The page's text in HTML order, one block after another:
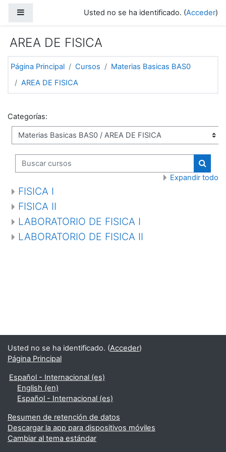
Usted no se ha identificado. (Acceder)
AREA DE FISICA
Página Principal Cursos
Materias Basicas BAS0
AREA DE FISICA
Categorías:
Buscar cursos
Expandir todo
FISICA I
FISICA II
LABORATORIO DE FISICA I
LABORATORIO DE FISICA II
Usted no se ha identificado. (Acceder)
Página Principal
Español - Internacional ‎(es)‎
English ‎(en)‎
Español - Internacional ‎(es)‎
Resumen de retención de datos
Descargar la app para dispositivos móviles
Cambiar al tema estándar